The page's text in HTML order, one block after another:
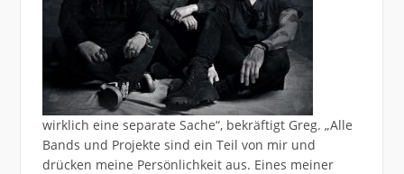
wirklich eine separate Sache“, bekräftigt Greg. „Alle
Bands und Projekte sind ein Teil von mir und
drücken meine Persönlichkeit aus. Eines meiner